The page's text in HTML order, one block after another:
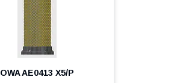
OWA AE0413 X5/P